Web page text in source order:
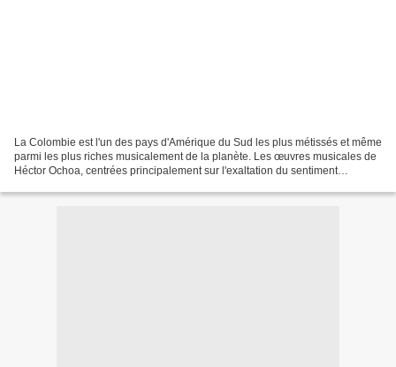
La Colombie est l'un des pays d'Amérique du Sud les plus métissés et même
parmi les plus riches musicalement de la planète. Les œuvres musicales de
Héctor Ochoa, centrées principalement sur l'exaltation du sentiment